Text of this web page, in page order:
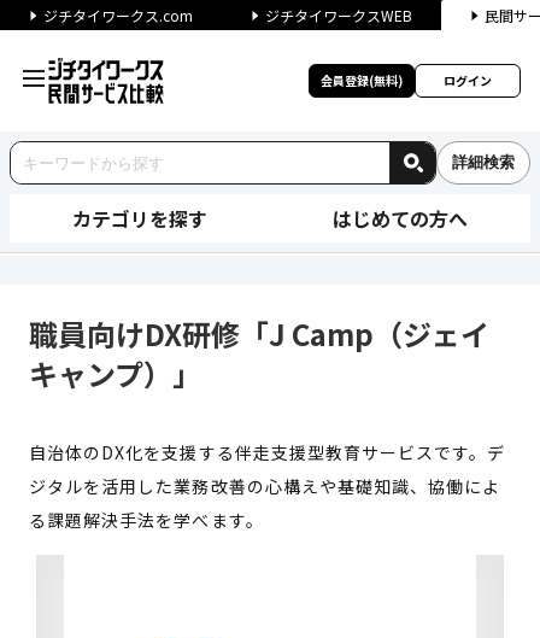
ジチタイワークス.com ジチタイワークスWEB 民間サ
会員登録(無料) ログイン
詳細検索
カテゴリを探す はじめての方へ
職員向けDX研修「J Camp（ジェイ
キャンプ）」
自治体のDX化を支援する伴走支援型教育サービスです。デ
ジタルを活用した業務改善の心構えや基礎知識、協働によ
る課題解決手法を学べます。